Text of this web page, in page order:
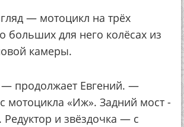
— мотоцикл на трёх
больших для него колёсах из
камеры.
продолжает Евгений. —
мотоцикла «Иж». Задний мост -
Редуктор и звёздочка — с